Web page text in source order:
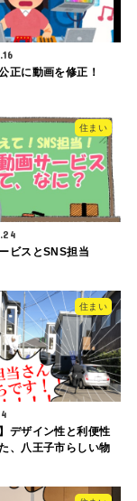
正に動画を修正！
住まい
ビスとSNS担当
住まい
デザイン性と利便性
、八王子市らしい物